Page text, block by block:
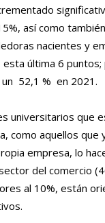
así como
nacientes y
última 6 puntos;
52,1 % en 2021.
universitarios que
como aquellos que
empresa, lo
del comercio
al 10%, están